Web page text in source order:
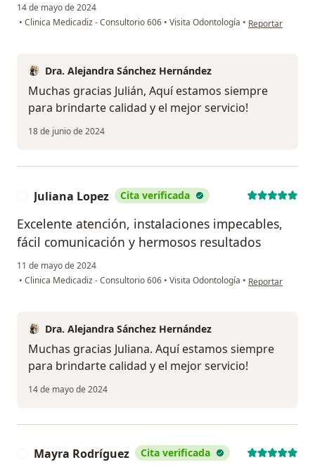
14 de mayo de 2024
• Clinica Medicadiz - Consultorio 606 • Visita Odontología • en opinión del
Reportar
Dra. Alejandra Sánchez Hernández
Muchas gracias Julián, Aquí estamos siempre
para brindarte calidad y el mejor servicio!
18 de junio de 2024
Juliana Lopez Cita verificada
Excelente atención, instalaciones impecables,
fácil comunicación y hermosos resultados
11 de mayo de 2024
• Clinica Medicadiz - Consultorio 606 • Visita Odontología • en opinión del
Reportar
Dra. Alejandra Sánchez Hernández
Muchas gracias Juliana. Aquí estamos siempre
para brindarte calidad y el mejor servicio!
14 de mayo de 2024
Mayra Rodríguez Cita verificada